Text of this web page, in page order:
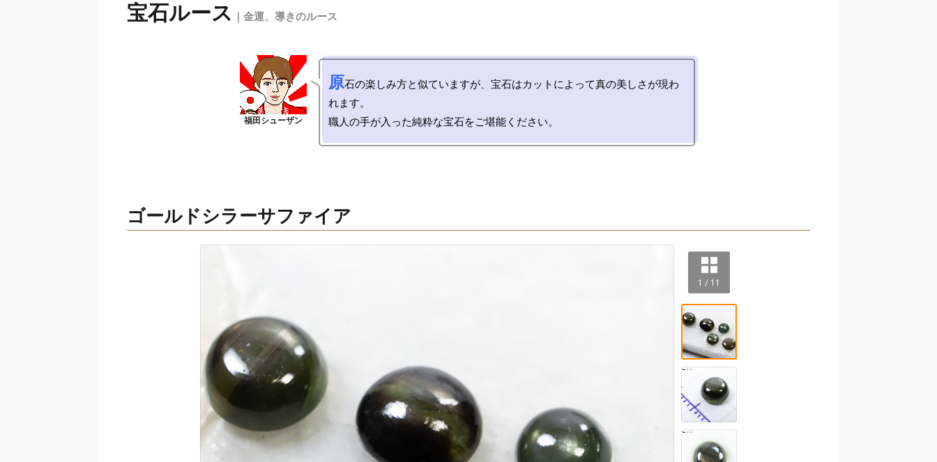
宝石ルース ｜金運、導きのルース
原石の楽しみ方と似ていますが、宝石はカットによって真の美しさが現わ
れます。
ゴールドシラーサファイア
1 / 11